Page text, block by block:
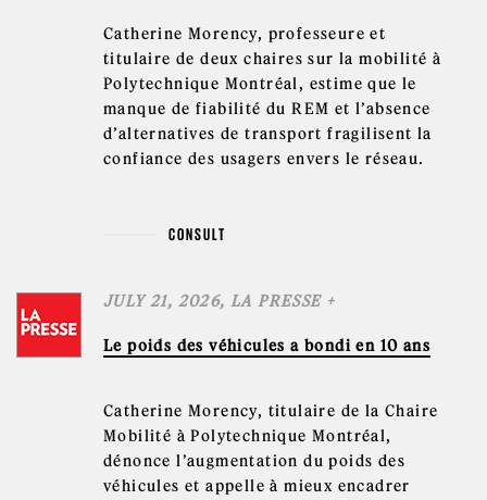
Catherine Morency, professeure et
titulaire de deux chaires sur la mobilité à
Polytechnique Montréal, estime que le
manque de fiabilité du REM et l’absence
d’alternatives de transport fragilisent la
confiance des usagers envers le réseau.
CONSULT
JULY 21, 2026, LA PRESSE +
Le poids des véhicules a bondi en 10 ans
Catherine Morency, titulaire de la Chaire
Mobilité à Polytechnique Montréal,
dénonce l’augmentation du poids des
véhicules et appelle à mieux encadrer